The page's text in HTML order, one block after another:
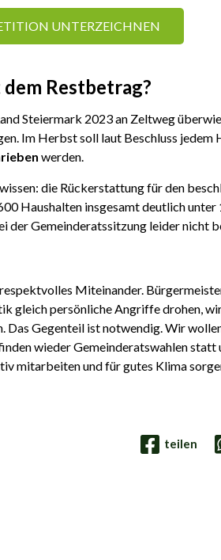
UNTERZEICHNEN
Restbetrag?
Steiermark 2023 an Zeltweg
Im Herbst soll laut Beschluss jedem
werden.
die Rückerstattung für den
Haushalten insgesamt deutlich unter
der Gemeinderatssitzung leider nicht
Miteinander.
gleich persönliche Angriffe drohen,
Gegenteil ist notwendig. Wir
wieder Gemeinderatswahlen
mitarbeiten und für gutes Klima
teilen